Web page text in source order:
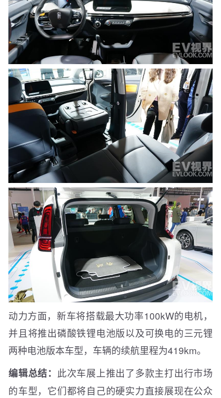
动力方面，新车将搭载最大功率100kW的电机，
并且将推出磷酸铁锂电池版以及可换电的三元锂
两种电池版本车型，车辆的续航里程为419km。
编辑总结： 此次车展上推出了多款主打出行市场
的车型，它们都将自己的硬实力直接展现在公众